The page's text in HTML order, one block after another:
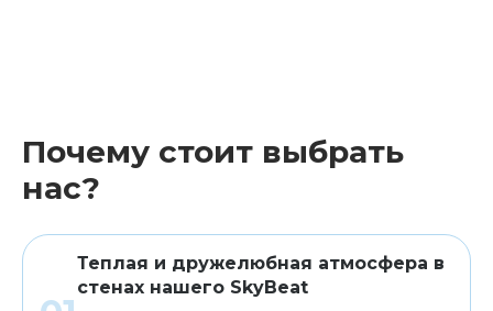
Почему стоит выбрать
нас?
Теплая и дружелюбная атмосфера в
стенах нашего SkyBeat